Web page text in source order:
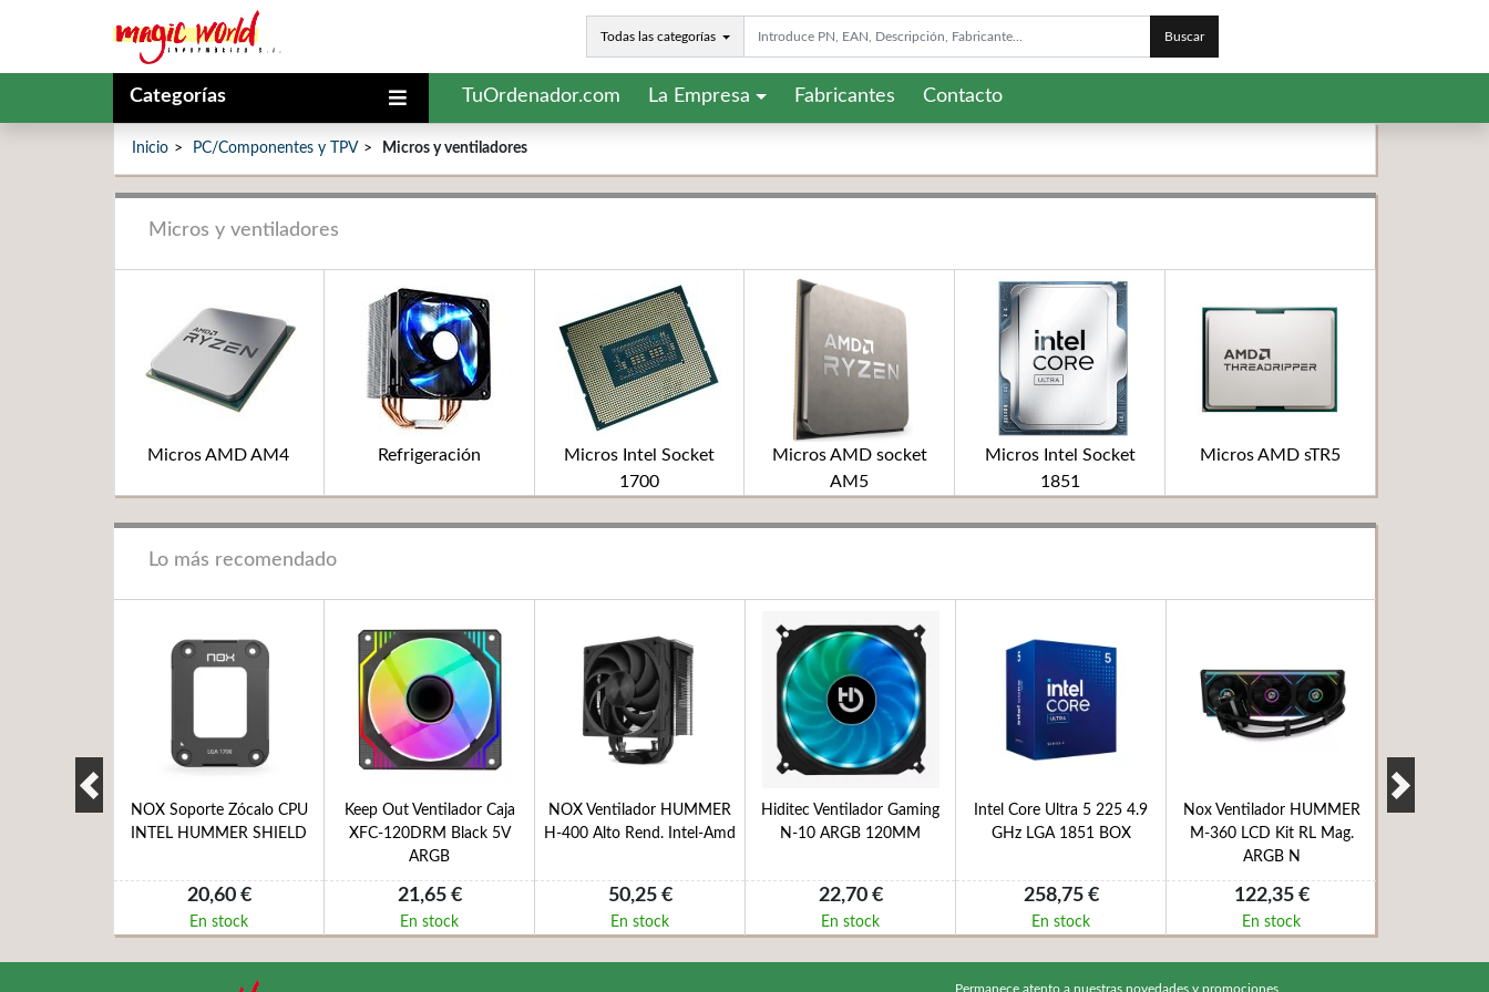
Todas las categorías Buscar
Categorías TuOrdenador.com La Empresa Fabricantes Contacto
Inicio PC/Componentes y TPV Micros y ventiladores
Micros y ventiladores
Micros AMD AM4 Refrigeración
Micros Intel Socket
1700
Micros AMD socket
AM5
Micros Intel Socket
1851
Micros AMD sTR5
Lo más recomendado
7 5800X
NOX Soporte Zócalo CPU
INTEL HUMMER SHIELD
20,60 €
En stock
Keep Out Ventilador Caja
XFC-120DRM Black 5V
ARGB
21,65 €
En stock
NOX Ventilador HUMMER
H-400 Alto Rend. Intel-Amd
50,25 €
En stock
Hiditec Ventilador Gaming
N-10 ARGB 120MM
22,70 €
En stock
Intel Core Ultra 5 225 4.9
GHz LGA 1851 BOX
258,75 €
En stock
Nox Ventilador HUMMER
M-360 LCD Kit RL Mag.
ARGB N
122,35 €
En stock
MSI
Permanece atento a nuestras novedades y promociones